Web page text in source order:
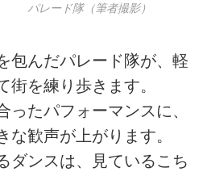
パレード隊（筆者撮影）
包んだパレード隊が、軽
街を練り歩きます。
ったパフォーマンスに、
な歓声が上がります。
ダンスは、見ているこち